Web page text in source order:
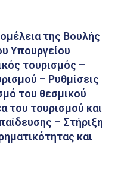
της Βουλής
Υπουργείου
τουρισμός –
– Ρυθμίσεις
του θεσμικού
του τουρισμού και
– Στήριξη
και